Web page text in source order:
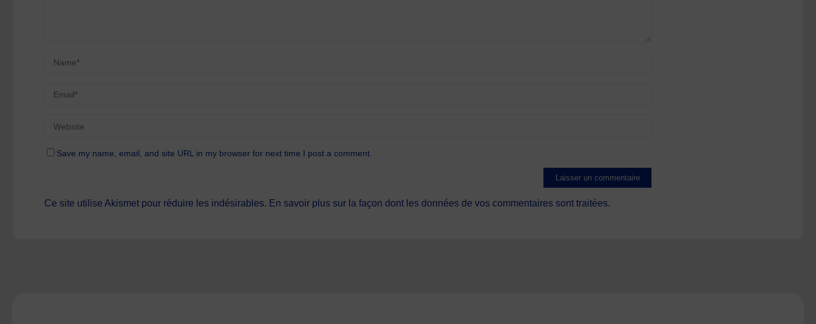
Save my name, email, and site URL in my browser for next time I post a comment.
Ce site utilise Akismet pour réduire les indésirables. En savoir plus sur la façon dont les données de vos commentaires sont traitées.